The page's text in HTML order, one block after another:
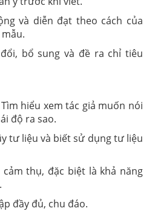
và diễn đạt theo cách của
bổ sung và đề ra chỉ tiêu
hiểu xem tác giả muốn nói
độ ra sao.
liệu và biết sử dụng tư liệu
thụ, đặc biệt là khả năng
đầy đủ, chu đáo.